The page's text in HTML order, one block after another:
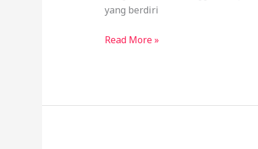
yang berdiri
Maksimalkan
Panen
Read More »